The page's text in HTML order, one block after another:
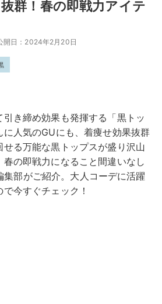
群！春の即戦力アイテ
開日：2024年2月20日
き締め効果も発揮する「黒トッ
に人気のGUにも、着痩せ効果抜群
る万能な黒トップスが盛り沢山
の即戦力になること間違いなし
部がご紹介。大人コーデに活躍
今すぐチェック！